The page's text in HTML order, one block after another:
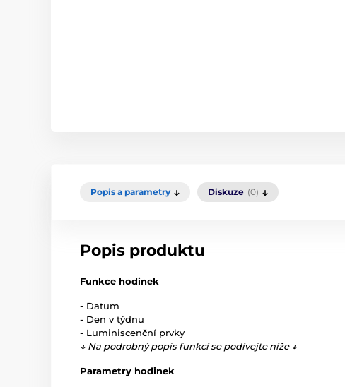
Popis a parametry Diskuze (0)
Popis produktu
Funkce hodinek
- Datum
- Den v týdnu
- Luminiscenční prvky
↓ Na podrobný popis funkcí se podívejte níže ↓
Parametry hodinek